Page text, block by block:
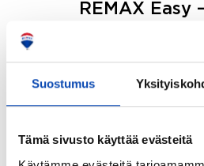
Suostumus
Tämä sivusto käyttää evästeitä
REMAX Easy
ostajille.
Tee